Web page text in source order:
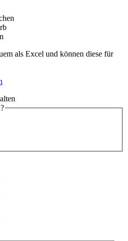
als Excel und können diese für